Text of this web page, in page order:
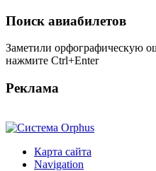
Поиск авиабилетов
Заметили орфографическую
нажмите Ctrl+Enter
Реклама
Карта сайта
Navigation